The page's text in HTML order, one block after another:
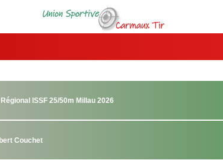
ISSF 25/50m Millau 2026
Couchet